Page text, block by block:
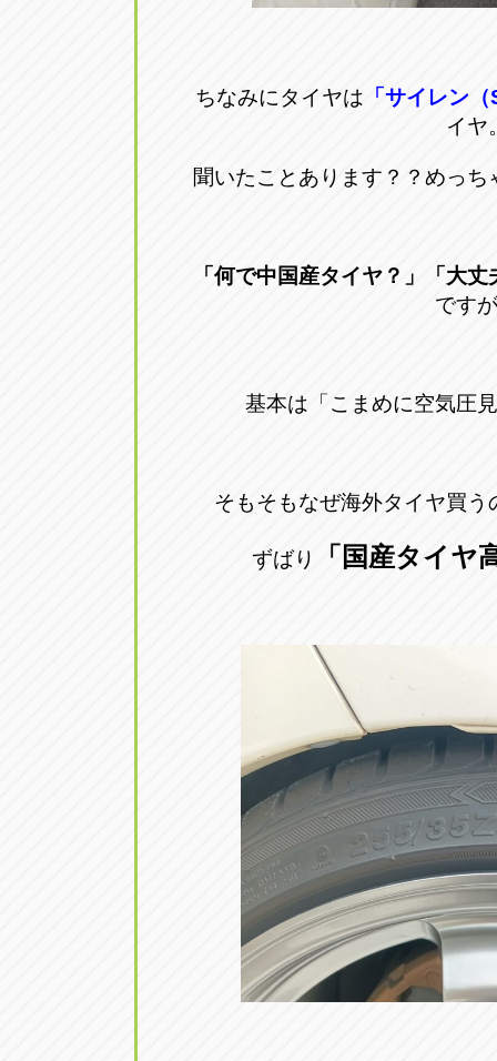
ちなみにタイヤは 「サイレン
イヤ
聞いたことあります？？めっ
「何で中国産タイヤ？」「大
です
基本は「こまめに空気圧
そもそもなぜ海外タイヤ買
ずばり 「国産タイヤ